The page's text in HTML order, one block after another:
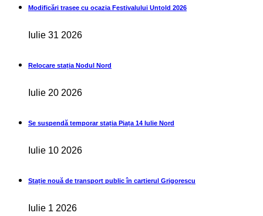
Modificări trasee cu ocazia Festivalului Untold 2026
Iulie 31 2026
Relocare stația Nodul Nord
Iulie 20 2026
Se suspendă temporar stația Piața 14 Iulie Nord
Iulie 10 2026
Stație nouă de transport public în cartierul Grigorescu
Iulie 1 2026